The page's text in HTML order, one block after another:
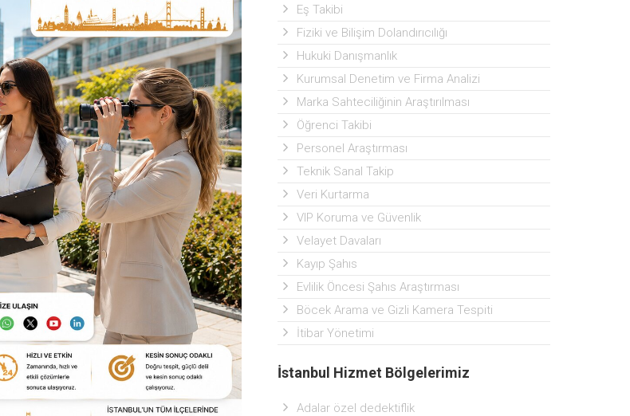
Eş Takibi
Fiziki ve Bilişim Dolandırıcılığı
Hukuki Danışmanlık
Kurumsal Denetim ve Firma Analizi
Marka Sahteciliğinin Araştırılması
Öğrenci Takibi
Personel Araştırması
Teknik Sanal Takip
Veri Kurtarma
VIP Koruma ve Güvenlik
Velayet Davaları
Kayıp Şahıs
Evlilik Öncesi Şahıs Araştırması
Böcek Arama ve Gizli Kamera Tespiti
İtibar Yönetimi
İstanbul Hizmet Bölgelerimiz
Adalar özel dedektiflik